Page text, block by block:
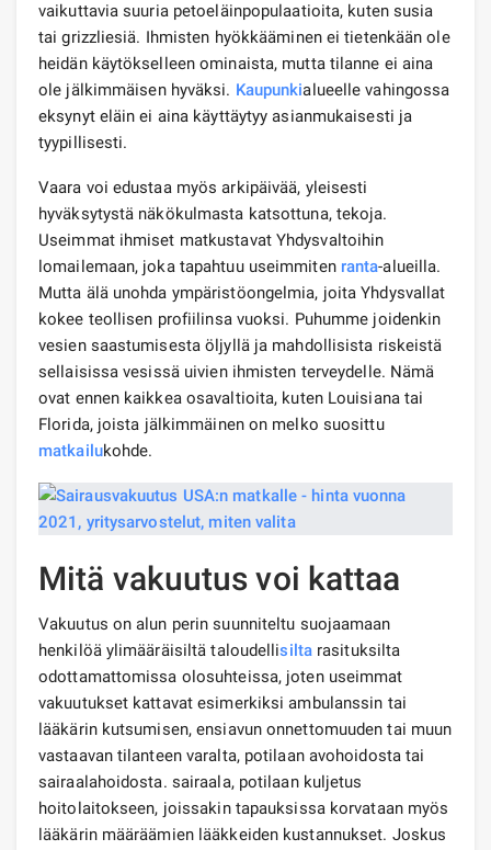
vaikuttavia suuria petoeläinpopulaatioita, kuten susia
tai grizzliesiä. Ihmisten hyökkääminen ei tietenkään ole
heidän käytökselleen ominaista, mutta tilanne ei aina
ole jälkimmäisen hyväksi. Kaupunkialueelle vahingossa
eksynyt eläin ei aina käyttäytyy asianmukaisesti ja
tyypillisesti.
Vaara voi edustaa myös arkipäivää, yleisesti
hyväksytystä näkökulmasta katsottuna, tekoja.
Useimmat ihmiset matkustavat Yhdysvaltoihin
lomailemaan, joka tapahtuu useimmiten ranta-alueilla.
Mutta älä unohda ympäristöongelmia, joita Yhdysvallat
kokee teollisen profiilinsa vuoksi. Puhumme joidenkin
vesien saastumisesta öljyllä ja mahdollisista riskeistä
sellaisissa vesissä uivien ihmisten terveydelle. Nämä
ovat ennen kaikkea osavaltioita, kuten Louisiana tai
Florida, joista jälkimmäinen on melko suosittu
matkailukohde.
Mitä vakuutus voi kattaa
Vakuutus on alun perin suunniteltu suojaamaan
henkilöä ylimääräisiltä taloudellisiltarasituksilta
odottamattomissa olosuhteissa, joten useimmat
vakuutukset kattavat esimerkiksi ambulanssin tai
lääkärin kutsumisen, ensiavun onnettomuuden tai muun
vastaavan tilanteen varalta, potilaan avohoidosta tai
sairaalahoidosta. sairaala, potilaan kuljetus
hoitolaitokseen, joissakin tapauksissa korvataan myös
lääkärin määräämien lääkkeiden kustannukset. Joskus